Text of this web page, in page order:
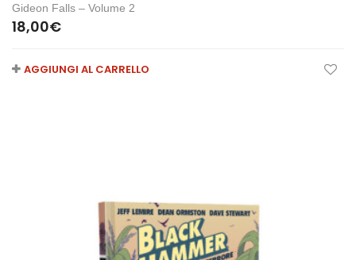
Gideon Falls – Volume 2
18,00€
AGGIUNGI AL CARRELLO